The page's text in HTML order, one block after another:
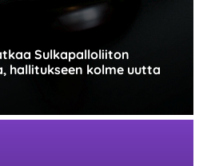
Sulkapalloliiton
hallitukseen kolme uutta